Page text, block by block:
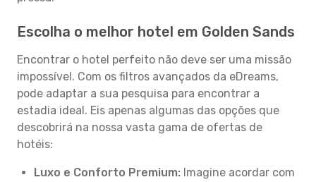
Escolha o melhor hotel em Golden Sands
Encontrar o hotel perfeito não deve ser uma missão
impossível. Com os filtros avançados da eDreams,
pode adaptar a sua pesquisa para encontrar a
estadia ideal. Eis apenas algumas das opções que
descobrirá na nossa vasta gama de ofertas de
hotéis:
Luxo e Conforto Premium: Imagine acordar com